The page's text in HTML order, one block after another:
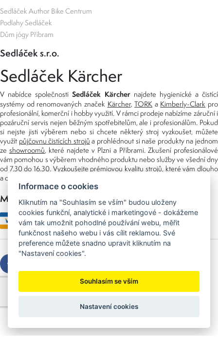
Sedláček Author Bike Centrum
Podlahy Sedláček
Dům jógy Příbram
Sedláček s.r.o.
Sedláček Kärcher
V nabídce společnostiSedláček Kärchernajdete hygienické a čistící
systémy od renomovaných značek Kärcher,TORK a Kimberly-Clark pro
profesionální, komerční i hobby využití. V rámci prodeje nabízíme záruční i
pozáruční servis nejen běžným spotřebitelům, ale i profesionálům. Pokud
si nejste jisti výběrem nebo si chcete některý stroj vyzkoušet, můžete
využít půjčovnu čistících strojů a prohlédnout si naše produkty na jednom
ze showroomů, které najdete v Plzni a Příbrami. Zkušení profesionálové
vám pomohou s výběrem vhodného produktu nebo služby ve všední dny
od 7.30 do 16.30. Vyzkoušejte prémiovou kvalitu strojů, které vám dlouho
a dobře poslouží nejen doma, ale i v zaměstnání.
Možnosti platby
Copyright © 2026 Sedláček s.r.o.
Created byOLC Webdesign
Informace o cookies
Kliknutím na "Souhlasím se vším" budou uloženy
cookies funkční, analytické i marketingové - dokážeme
vám tak umožnit pohodlné používání webu, měřit
funkčnost našeho webu i vás cílit reklamou. Své
preference můžete snadno upravit kliknutím na
"Nastavení cookies".
Souhlasím se vším
Nastavení cookies